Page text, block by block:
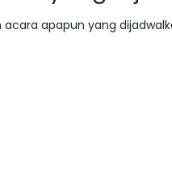
apapun yang